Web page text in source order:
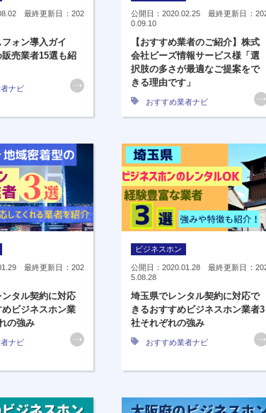
最終更新日：202
ォン導入ガイ
販売業者15選も紹
ナビ
公開日：2020.02.25 最終更新日：
0.09.10
【おすすめ業者のご紹介】株式
会社ビーズ情報サービス様「選
択肢の多さが最適なご提案をで
きる理由です」
おすすめ業者ナビ
最終更新日：202
タル契約に対応
ビジネスホン業
の強み
ナビ
ビジネスホン
公開日：2020.01.28 最終更新日：
5.08.28
埼玉県でレンタル契約に対応で
きるおすすめビジネスホン業者3
社それぞれの強み
おすすめ業者ナビ